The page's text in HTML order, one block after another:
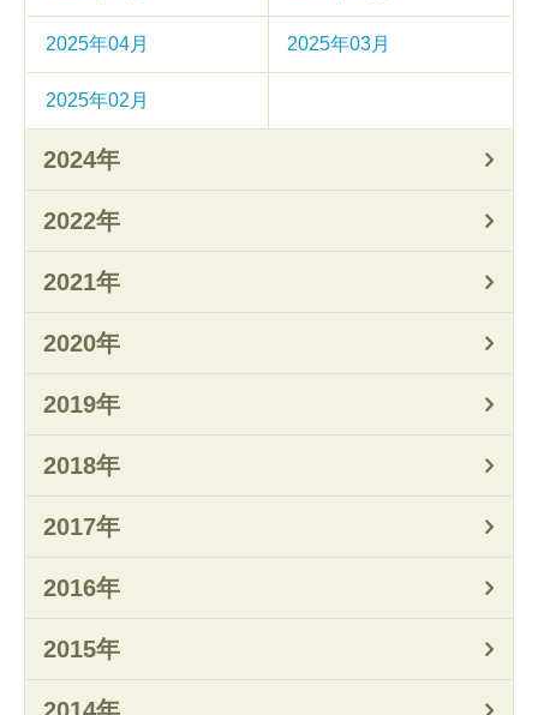
2025年04月 2025年03月
2025年02月
2024年
2022年
2021年
2020年
2019年
2018年
2017年
2016年
2015年